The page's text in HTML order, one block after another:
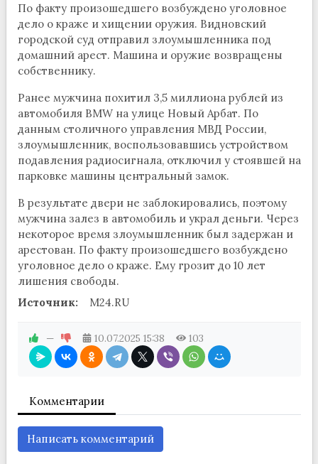
По факту произошедшего возбуждено уголовное
дело о краже и хищении оружия. Видновский
городской суд отправил злоумышленника под
домашний арест. Машина и оружие возвращены
собственнику.
Ранее мужчина похитил 3,5 миллиона рублей из
автомобиля BMW на улице Новый Арбат. По
данным столичного управления МВД России,
злоумышленник, воспользовавшись устройством
подавления радиосигнала, отключил у стоявшей на
парковке машины центральный замок.
В результате двери не заблокировались, поэтому
мужчина залез в автомобиль и украл деньги. Через
некоторое время злоумышленник был задержан и
арестован. По факту произошедшего возбуждено
уголовное дело о краже. Ему грозит до 10 лет
лишения свободы.
Источник:
M24.RU
— 10.07.2025 15:38 103
Комментарии
Написать комментарий